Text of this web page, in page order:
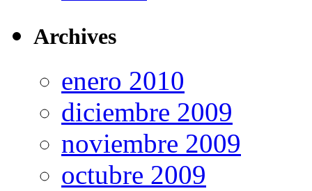
Archives
enero 2010
diciembre 2009
noviembre 2009
octubre 2009